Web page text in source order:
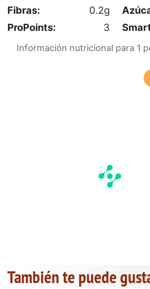
Fibras:
0.2g
ProPoints:
3
Información nutricional para 1
También te puede